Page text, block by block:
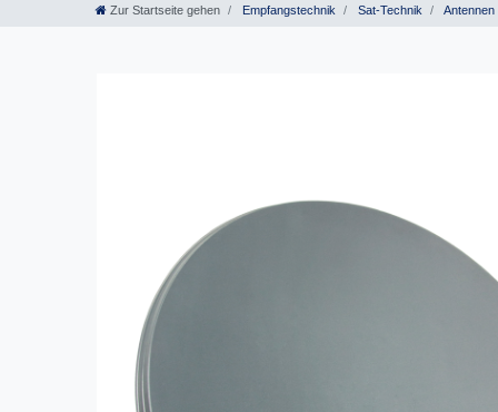
Zur Startseite gehen Empfangstechnik Sat-Technik Antennen